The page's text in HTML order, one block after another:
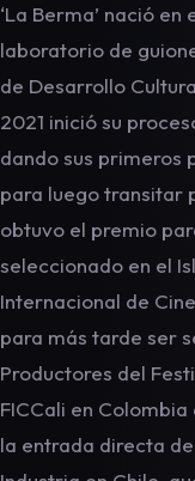
‘La Berma’ nació
laboratorio de
de Desarrollo
2021 inició su
dando sus primeros
para luego transitar
obtuvo el premio
seleccionado en el
Internacional de
para más tarde ser
Productores del
FICCali en
la entrada directa